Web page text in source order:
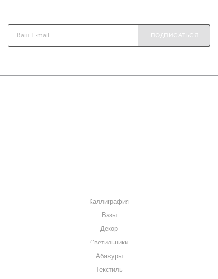
ПОДПИСАТЬСЯ
Каллиграфия
Вазы
Декор
Светильники
Абажуры
Текстиль